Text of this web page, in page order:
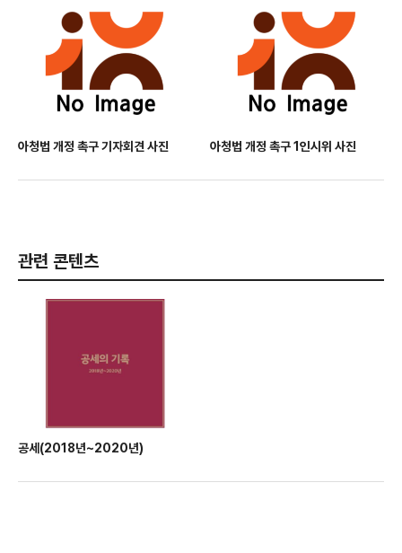
아청법 개정 촉구 기자회견 사진 아청법 개정 촉구 1인시위 사진
관련 콘텐츠
공세(2018년~2020년)